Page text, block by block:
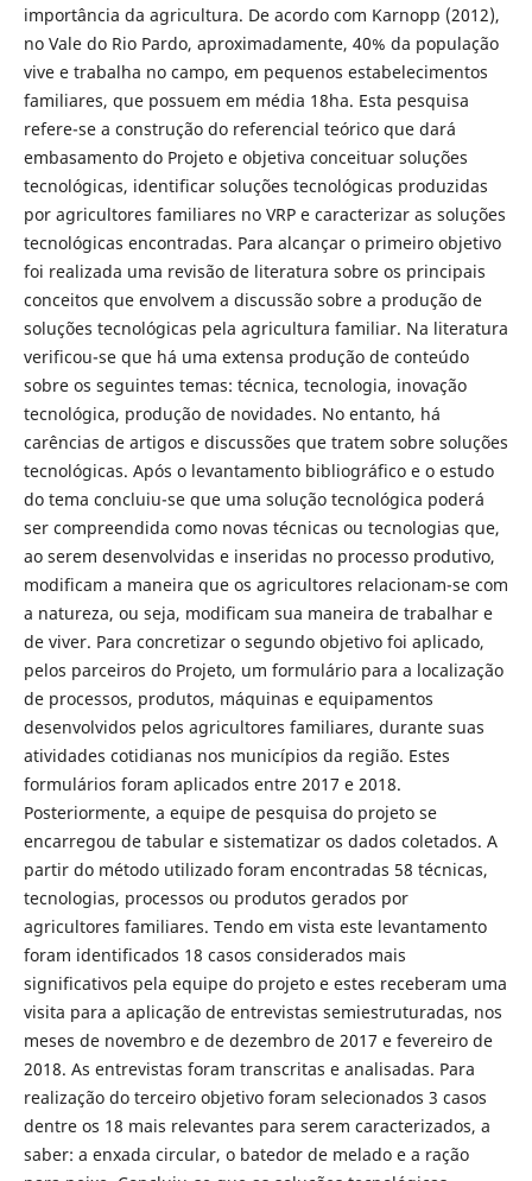
importância da agricultura. De acordo com Karnopp (2012),
no Vale do Rio Pardo, aproximadamente, 40% da população
vive e trabalha no campo, em pequenos estabelecimentos
familiares, que possuem em média 18ha. Esta pesquisa
refere-se a construção do referencial teórico que dará
embasamento do Projeto e objetiva conceituar soluções
tecnológicas, identificar soluções tecnológicas produzidas
por agricultores familiares no VRP e caracterizar as soluções
tecnológicas encontradas. Para alcançar o primeiro objetivo
foi realizada uma revisão de literatura sobre os principais
conceitos que envolvem a discussão sobre a produção de
soluções tecnológicas pela agricultura familiar. Na literatura
verificou-se que há uma extensa produção de conteúdo
sobre os seguintes temas: técnica, tecnologia, inovação
tecnológica, produção de novidades. No entanto, há
carências de artigos e discussões que tratem sobre soluções
tecnológicas. Após o levantamento bibliográfico e o estudo
do tema concluiu-se que uma solução tecnológica poderá
ser compreendida como novas técnicas ou tecnologias que,
ao serem desenvolvidas e inseridas no processo produtivo,
modificam a maneira que os agricultores relacionam-se com
a natureza, ou seja, modificam sua maneira de trabalhar e
de viver. Para concretizar o segundo objetivo foi aplicado,
pelos parceiros do Projeto, um formulário para a localização
de processos, produtos, máquinas e equipamentos
desenvolvidos pelos agricultores familiares, durante suas
atividades cotidianas nos municípios da região. Estes
formulários foram aplicados entre 2017 e 2018.
Posteriormente, a equipe de pesquisa do projeto se
encarregou de tabular e sistematizar os dados coletados. A
partir do método utilizado foram encontradas 58 técnicas,
tecnologias, processos ou produtos gerados por
agricultores familiares. Tendo em vista este levantamento
foram identificados 18 casos considerados mais
significativos pela equipe do projeto e estes receberam uma
visita para a aplicação de entrevistas semiestruturadas, nos
meses de novembro e de dezembro de 2017 e fevereiro de
2018. As entrevistas foram transcritas e analisadas. Para
realização do terceiro objetivo foram selecionados 3 casos
dentre os 18 mais relevantes para serem caracterizados, a
saber: a enxada circular, o batedor de melado e a ração